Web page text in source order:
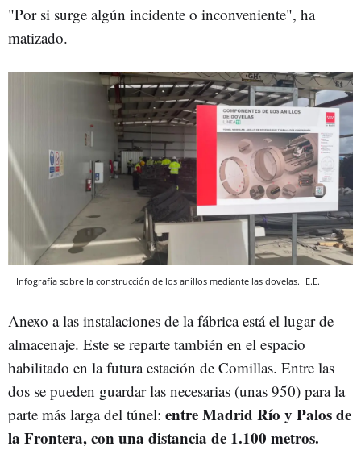
"Por si surge algún incidente o inconveniente", ha
matizado.
Infografía sobre la construcción de los anillos mediante las dovelas. E.E.
Anexo a las instalaciones de la fábrica está el lugar de
almacenaje. Este se reparte también en el espacio
habilitado en la futura estación de Comillas. Entre las
dos se pueden guardar las necesarias (unas 950) para la
parte más larga del túnel: entre Madrid Río y Palos de
la Frontera, con una distancia de 1.100 metros.